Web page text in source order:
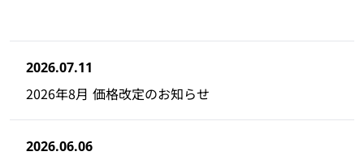
2026.07.11
2026年8月 価格改定のお知らせ
2026.06.06